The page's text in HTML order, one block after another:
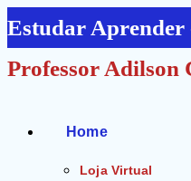
Ir
para
o
Estudar Aprender
Professor Adilson
Home
Loja Virtual